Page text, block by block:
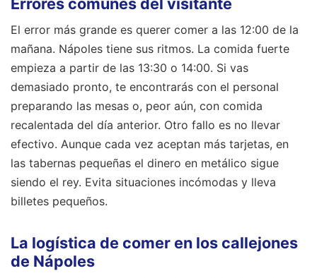
El error más grande es querer comer a las 12:00 de la
mañana. Nápoles tiene sus ritmos. La comida fuerte
empieza a partir de las 13:30 o 14:00. Si vas
demasiado pronto, te encontrarás con el personal
preparando las mesas o, peor aún, con comida
recalentada del día anterior. Otro fallo es no llevar
efectivo. Aunque cada vez aceptan más tarjetas, en
las tabernas pequeñas el dinero en metálico sigue
siendo el rey. Evita situaciones incómodas y lleva
billetes pequeños.
La logística de comer en los callejones
de Nápoles